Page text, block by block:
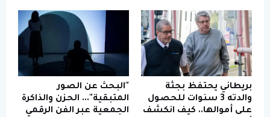
بريطاني يحتفظ بجثة
والدته 3 سنوات للحصول
على أموالها.. كيف انكشف
"البحث عن الصور
المتبقية"... الحزن والذاكرة
الجمعية عبر الفن الرقمي